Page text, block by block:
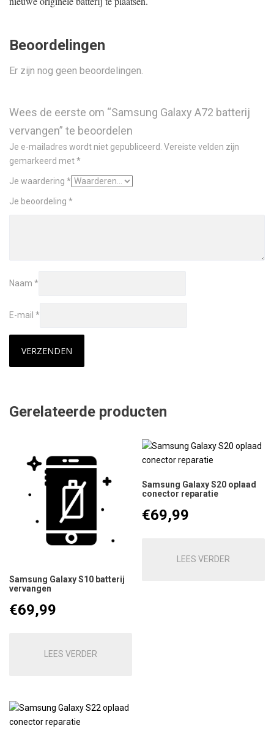
Beoordelingen
Er zijn nog geen beoordelingen.
Wees de eerste om “Samsung Galaxy A72 batterij
vervangen” te beoordelen
Je e-mailadres wordt niet gepubliceerd. Vereiste velden zijn
gemarkeerd met*
Je waardering *
Je beoordeling *
Naam *
E-mail *
Gerelateerde producten
Samsung Galaxy S10 batterij
vervangen
€69,99
LEES VERDER
Samsung Galaxy S20 oplaad
conector reparatie
€69,99
LEES VERDER